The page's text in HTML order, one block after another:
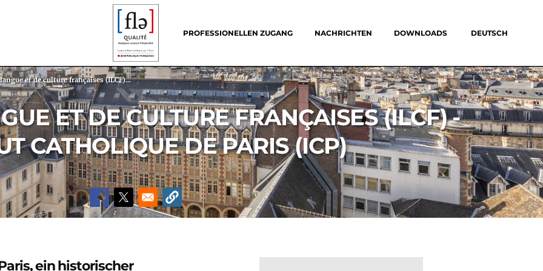
PROFESSIONELLEN ZUGANG NACHRICHTEN DOWNLOADS DEUTSCH
et de culture françaises (ILCF)...
ET DE CULTURE FRANÇAISES (ILCF) -
CATHOLIQUE DE PARIS (ICP)
ein historischer